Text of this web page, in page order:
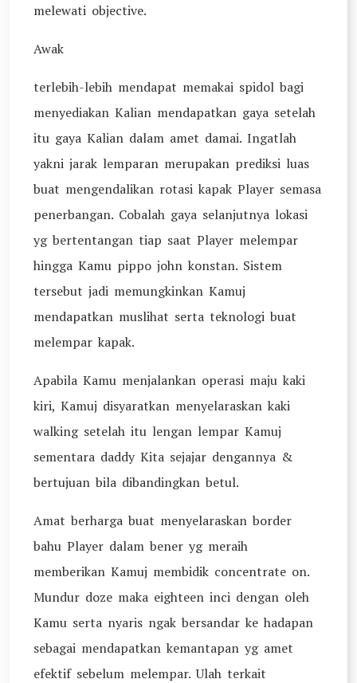
melewati objective.
Awak
terlebih-lebih mendapat memakai spidol bagi
menyediakan Kalian mendapatkan gaya setelah
itu gaya Kalian dalam amet damai. Ingatlah
yakni jarak lemparan merupakan prediksi luas
buat mengendalikan rotasi kapak Player semasa
penerbangan. Cobalah gaya selanjutnya lokasi
yg bertentangan tiap saat Player melempar
hingga Kamu pippo john konstan. Sistem
tersebut jadi memungkinkan Kamuj
mendapatkan muslihat serta teknologi buat
melempar kapak.
Apabila Kamu menjalankan operasi maju kaki
kiri, Kamuj disyaratkan menyelaraskan kaki
walking setelah itu lengan lempar Kamuj
sementara daddy Kita sejajar dengannya &
bertujuan bila dibandingkan betul.
Amat berharga buat menyelaraskan border
bahu Player dalam bener yg meraih
memberikan Kamuj membidik concentrate on.
Mundur doze maka eighteen inci dengan oleh
Kamu serta nyaris ngak bersandar ke hadapan
sebagai mendapatkan kemantapan yg amet
efektif sebelum melempar. Ulah terkait